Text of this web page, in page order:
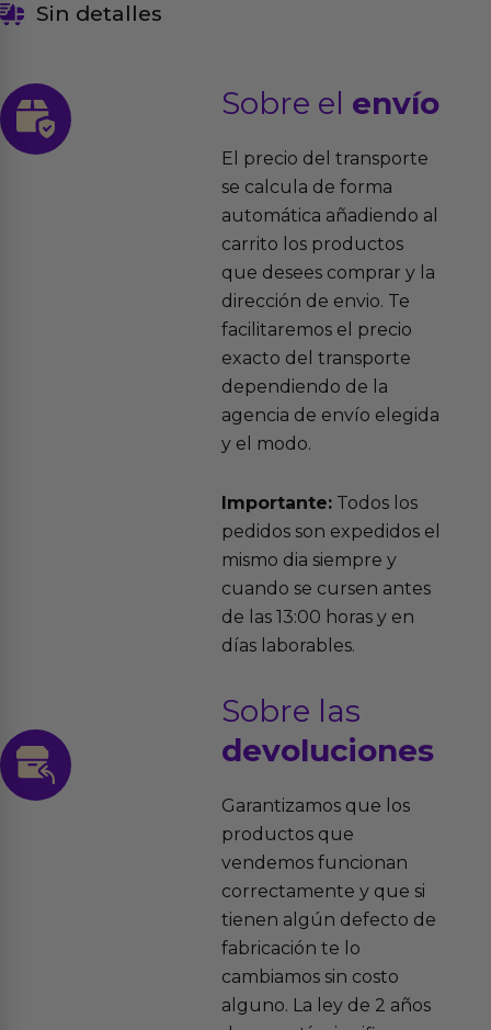
Sin detalles
Sobre el envío
El precio del transporte
se calcula de forma
automática añadiendo al
carrito los productos
que desees comprar y la
dirección de envio. Te
facilitaremos el precio
exacto del transporte
dependiendo de la
agencia de envío elegida
y el modo.
Importante:Todos los
pedidos son expedidos el
mismo dia siempre y
cuando se cursen antes
de las 13:00 horas y en
días laborables.
Sobre las
devoluciones
Garantizamos que los
productos que
vendemos funcionan
correctamente y que si
tienen algún defecto de
fabricación te lo
cambiamos sin costo
alguno. La ley de 2 años